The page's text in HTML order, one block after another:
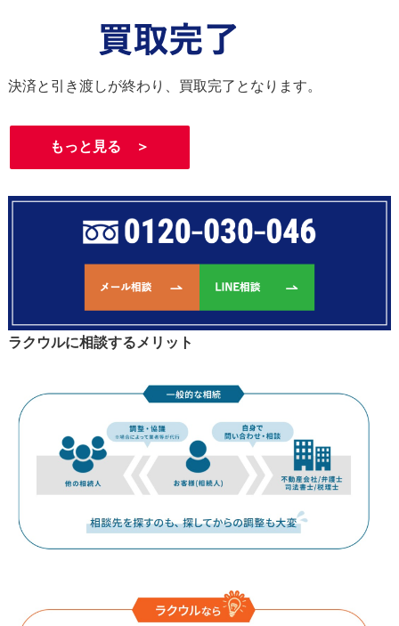
決済と引き渡しが終わり、買取完了となります。
もっと見る ＞
ラクウルに相談するメリット